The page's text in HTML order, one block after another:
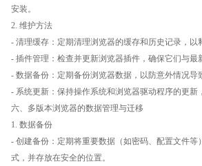
安装。
2. 维护方法
- 清理缓存：定期清理浏览器的缓存和历史记录，以
- 插件管理：检查并更新浏览器插件，确保它们与最
- 数据备份：定期备份浏览器数据，以防意外情况导
- 系统更新：保持操作系统和浏览器驱动程序的更新
六、多版本浏览器的数据管理与迁移
1. 数据备份
- 创建备份：定期将重要数据（如密码、配置文件等
式，并存放在安全的位置。